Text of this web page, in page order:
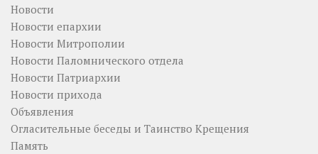
Новости
Новости епархии
Новости Митрополии
Новости Паломнического отдела
Новости Патриархии
Новости прихода
Объявления
Огласительные беседы и Таинство Крещения
Память